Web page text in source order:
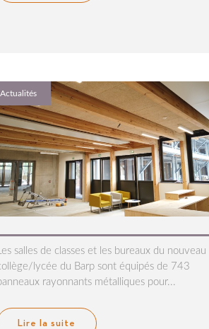
Actualités
Les salles de classes et les bureaux du nouveau
lycée du Barp sont équipés de 743
rayonnants métalliques pour...
Lire la suite